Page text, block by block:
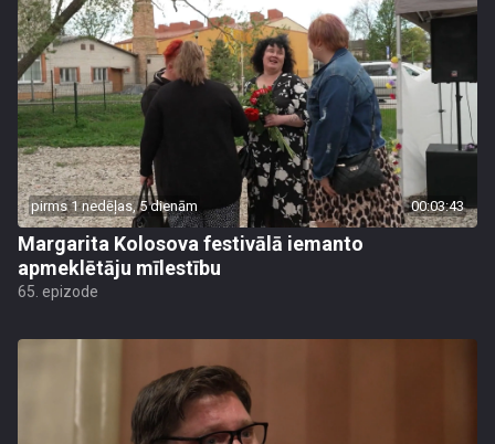
pirms 1 nedēļas, 5 dienām 00:03:43
Margarita Kolosova festivālā iemanto
apmeklētāju mīlestību
65. epizode